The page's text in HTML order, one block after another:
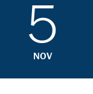
5
NOV